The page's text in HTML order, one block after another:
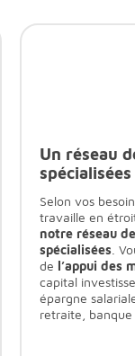
Un réseau
spécialisées
Selon vos
travaille en
notre réseau
spécialisées .
de l’appui des
capital
épargne
retraite,
Revenir à
Aller à